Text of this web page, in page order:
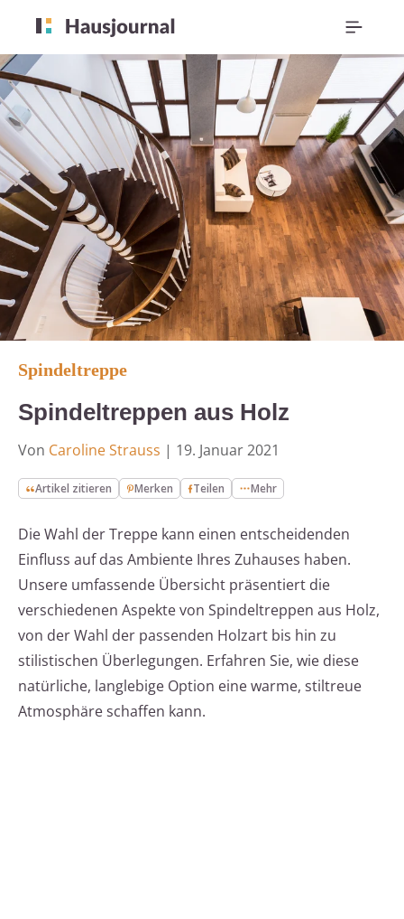
Spindeltreppe
Spindeltreppen aus Holz
Von Caroline Strauss | 19. Januar 2021
Artikel zitieren Merken Teilen Mehr
Die Wahl der Treppe kann einen entscheidenden
Einfluss auf das Ambiente Ihres Zuhauses haben.
Unsere umfassende Übersicht präsentiert die
verschiedenen Aspekte von Spindeltreppen aus Holz,
von der Wahl der passenden Holzart bis hin zu
stilistischen Überlegungen. Erfahren Sie, wie diese
natürliche, langlebige Option eine warme, stiltreue
Atmosphäre schaffen kann.